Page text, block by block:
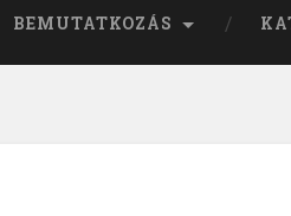
BEMUTATKOZÁS